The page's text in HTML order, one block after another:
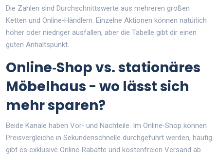
Die Zahlen sind Durchschnittswerte aus mehreren großen
Ketten und Online‑Händlern. Einzelne Aktionen können natürlich
höher oder niedriger ausfallen, aber die Tabelle gibt dir einen
guten Anhaltspunkt.
Online‑Shop vs. stationäres
Möbelhaus - wo lässt sich
mehr sparen?
Beide Kanäle haben Vor‑ und Nachteile. Im Online‑Shop können
Preisvergleiche in Sekundenschnelle durchgeführt werden, häufig
gibt es exklusive Online‑Rabatte und kostenfreien Versand ab